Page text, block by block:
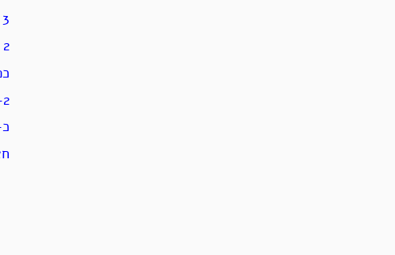
3 כפות סוכר 45 גר’
2 כפות קורנפלור – 15 גר’
1-2
כ- 200 גר’ גבינה לבנה